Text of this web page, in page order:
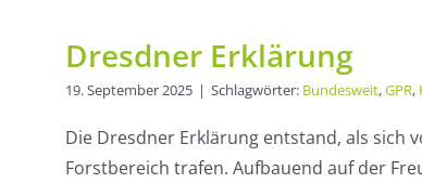
Dresdner Erklärung
19. September 2025 | Schlagwörter: Bundesweit,GPR,
Die Dresdner Erklärung entstand, als sich
Forstbereich trafen. Aufbauend auf der